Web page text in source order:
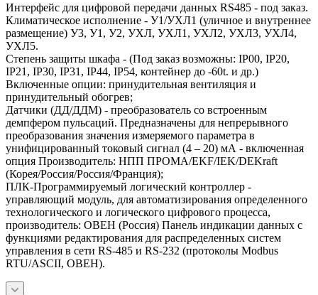
Интерфейс для цифровой передачи данных RS485 - под заказ.
Климатическое исполнение - У1/УХЛ1 (уличное и внутреннее
размещение) У3, У1, У2, УХЛ, УХЛ1, УХЛ2, УХЛ3, УХЛ4,
УХЛ5.
Степень защиты шкафа - (Под заказ возможны: IP00, IP20,
IP21, IP30, IP31, IP44, IP54, контейнер до -60t. и др.)
Включенные опции: принудительная вентиляция и
принудительный обогрев;
Датчики (ДД/ДДМ) - преобразователь со встроенным
демпфером пульсаций. Предназначены для непрерывного
преобразования значения измеряемого параметра в
унифицированный токовый сигнал (4 – 20) мА - включенная
опция Производитель: НПП ПРОМА/EKF/IEK/DEKraft
(Корея/Россия/Россия/Франция);
ПЛК-Программируемый логический контроллер -
управляющий модуль, для автоматизирования определенного
технологического и логического цифрового процесса,
производитель: ОВЕН (Россия) Панель индикации данных с
функциями редактирования для распределенных систем
управления в сети RS-485 и RS-232 (протоколы Modbus
RTU/ASCII, ОВЕН).